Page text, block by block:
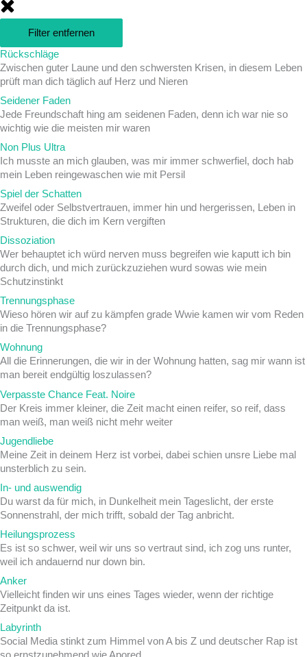
Filter entfernen
Rückschläge
Zwischen guter Laune und den schwersten Krisen, in diesem Leben
prüft man dich täglich auf Herz und Nieren
Seidener Faden
Jede Freundschaft hing am seidenen Faden, denn ich war nie so
wichtig wie die meisten mir waren
Non Plus Ultra
Ich musste an mich glauben, was mir immer schwerfiel, doch hab
mein Leben reingewaschen wie mit Persil
Spiel der Schatten
Zweifel oder Selbstvertrauen, immer hin und hergerissen, Leben in
Strukturen, die dich im Kern vergiften
Dissoziation
Wer behauptet ich würd nerven muss begreifen wie kaputt ich bin
durch dich, und mich zurückzuziehen wurd sowas wie mein
Schutzinstinkt
Trennungsphase
Wieso hören wir auf zu kämpfen grade Wwie kamen wir vom Reden
in die Trennungsphase?
Wohnung
All die Erinnerungen, die wir in der Wohnung hatten, sag mir wann ist
man bereit endgültig loszulassen?
Verpasste Chance Feat. Noire
Der Kreis immer kleiner, die Zeit macht einen reifer, so reif, dass
man weiß, man weiß nicht mehr weiter
Jugendliebe
Meine Zeit in deinem Herz ist vorbei, dabei schien unsre Liebe mal
unsterblich zu sein.
In- und auswendig
Du warst da für mich, in Dunkelheit mein Tageslicht, der erste
Sonnenstrahl, der mich trifft, sobald der Tag anbricht.
Heilungsprozess
Es ist so schwer, weil wir uns so vertraut sind, ich zog uns runter,
weil ich andauernd nur down bin.
Anker
Vielleicht finden wir uns eines Tages wieder, wenn der richtige
Zeitpunkt da ist.
Labyrinth
Social Media stinkt zum Himmel von A bis Z und deutscher Rap ist